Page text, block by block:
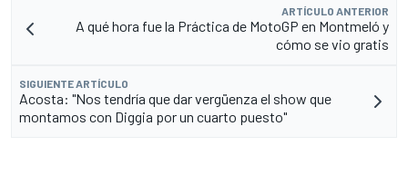
ARTÍCULO ANTERIOR
A qué hora fue la Práctica de MotoGP en Montmeló y
cómo se vio gratis
SIGUIENTE ARTÍCULO
Acosta: "Nos tendría que dar vergüenza el show que
montamos con Diggia por un cuarto puesto"